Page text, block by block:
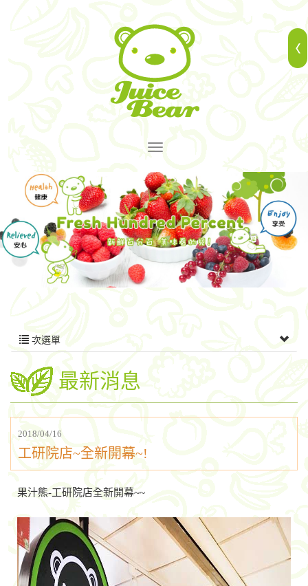
次選單
最新消息
2018/04/16
工研院店~全新開幕~!
果汁熊-工研院店全新開幕~~